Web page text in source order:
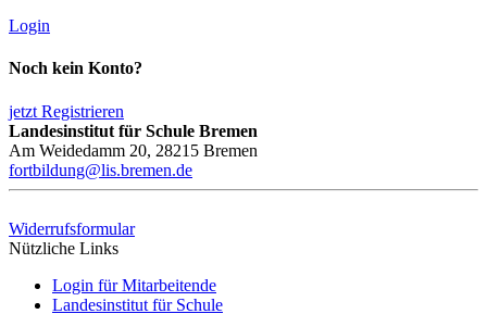
Login
Noch kein Konto?
jetzt Registrieren
Landesinstitut für Schule Bremen
Am Weidedamm 20, 28215 Bremen
fortbildung@lis.bremen.de
Widerrufsformular
Nützliche Links
Login für Mitarbeitende
Landesinstitut für Schule